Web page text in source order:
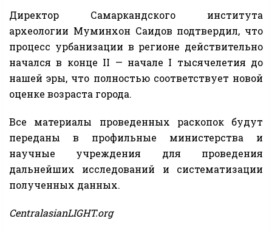
Директор Самаркандского института
археологии Муминхон Саидов подтвердил, что
процесс урбанизации в регионе действительно
начался в конце II — начале I тысячелетия до
нашей эры, что полностью соответствует новой
оценке возраста города.
Все материалы проведенных раскопок будут
переданы в профильные министерства и
научные учреждения для проведения
дальнейших исследований и систематизации
полученных данных.
CentralasianLIGHT.org